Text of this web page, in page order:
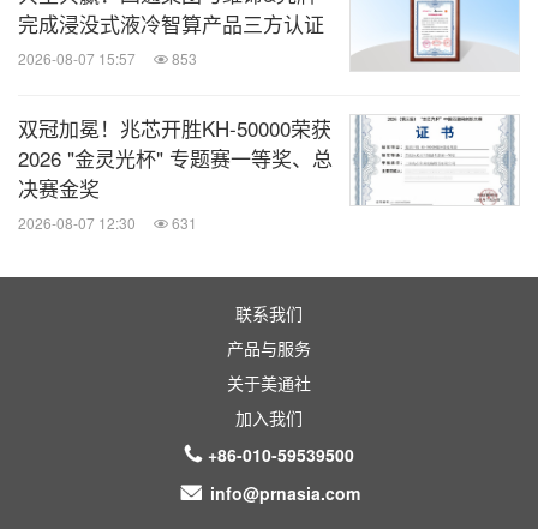
分享到：
完成浸没式液冷智算产品三方认证
2026-08-07 15:57 853
双冠加冕！兆芯开胜KH‑50000荣获
2026 "金灵光杯" 专题赛一等奖、总
决赛金奖
2026-08-07 12:30 631
联系我们
产品与服务
关于美通社
加入我们
+86-010-59539500
info@prnasia.com